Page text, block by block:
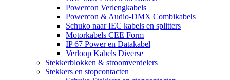
Powercon Verlengkabels
Powercon & Audio-DMX Combikabels
Schuko naar IEC kabels en splitters
Motorkabels CEE Form
IP 67 Power en Datakabel
Verloop Kabels Diverse
Stekkerblokken & stroomverdelers
Stekkers en stopcontacten